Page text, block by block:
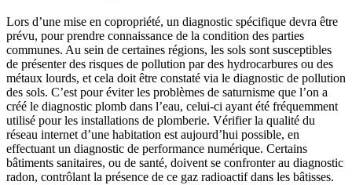
Lors d’une mise en copropriété, un diagnostic spécifique devra être
prévu, pour prendre connaissance de la condition des parties
communes. Au sein de certaines régions, les sols sont susceptibles
de présenter des risques de pollution par des hydrocarbures ou des
métaux lourds, et cela doit être constaté via le diagnostic de pollution
des sols. C’est pour éviter les problèmes de saturnisme que l’on a
créé le diagnostic plomb dans l’eau, celui-ci ayant été fréquemment
utilisé pour les installations de plomberie. Vérifier la qualité du
réseau internet d’une habitation est aujourd’hui possible, en
effectuant un diagnostic de performance numérique. Certains
bâtiments sanitaires, ou de santé, doivent se confronter au diagnostic
radon, contrôlant la présence de ce gaz radioactif dans les bâtisses.